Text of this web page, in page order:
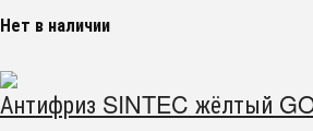
Нет в наличии
Антифриз SINTEC жёлтый